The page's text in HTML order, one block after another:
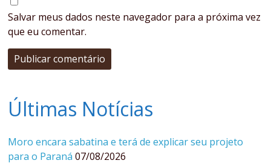
Salvar meus dados neste navegador para a próxima vez
que eu comentar.
Últimas Notícias
Moro encara sabatina e terá de explicar seu projeto
para o Paraná 07/08/2026